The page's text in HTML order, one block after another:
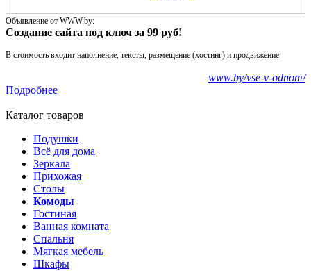
Объявление от WWW.by:
Создание сайта под ключ за 99 руб!
В стоимость входит наполнение, тексты, размещение (хостинг) и продвижение
www.by/vse-v-odnom/
Подробнее
Каталог товаров
Подушки
Всё для дома
Зеркала
Прихожая
Столы
Комоды
Гостиная
Ванная комната
Спальня
Мягкая мебель
Шкафы